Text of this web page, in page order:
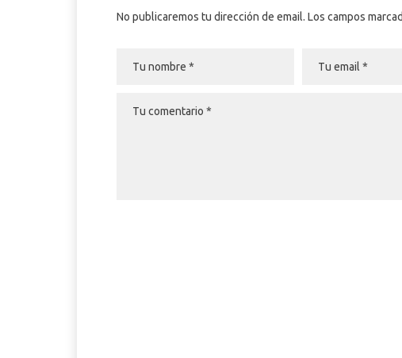
No publicaremos tu dirección de email. Los campos